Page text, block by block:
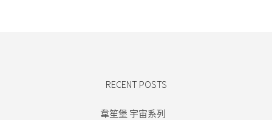
RECENT POSTS
韋笙堡 宇宙系列